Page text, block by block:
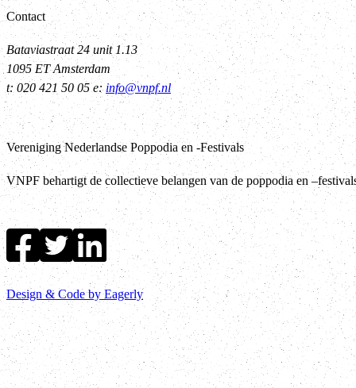
Contact
Bataviastraat 24 unit 1.13
1095 ET Amsterdam
t: 020 421 50 05 e: info@vnpf.nl
Vereniging Nederlandse Poppodia en -Festivals
VNPF behartigt de collectieve belangen van de poppodia en
Design & Code by Eagerly